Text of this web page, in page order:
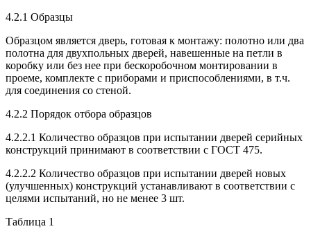
4.2.1 Образцы
Образцом является дверь, готовая к монтажу: полотно или два
полотна для двухпольных дверей, навешенные на петли в
коробку или без нее при бескоробочном монтировании в
проеме, комплекте с приборами и приспособлениями, в т.ч.
для соединения со стеной.
4.2.2 Порядок отбора образцов
4.2.2.1 Количество образцов при испытании дверей серийных
конструкций принимают в соответствии с ГОСТ 475.
4.2.2.2 Количество образцов при испытании дверей новых
(улучшенных) конструкций устанавливают в соответствии с
целями испытаний, но не менее 3 шт.
Таблица 1